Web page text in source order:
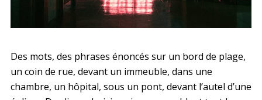
Des mots, des phrases énoncés sur un bord de plage,
un coin de rue, devant un immeuble, dans une
chambre, un hôpital, sous un pont, devant l’autel d’une